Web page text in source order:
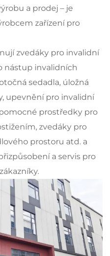
a prodej – je
zařízení pro
zvedáky pro invalidní
nástup invalidních
sedadla, úložná
upevnění pro invalidní
prostředky pro
zvedáky pro
prostoru atd. a
a servis pro